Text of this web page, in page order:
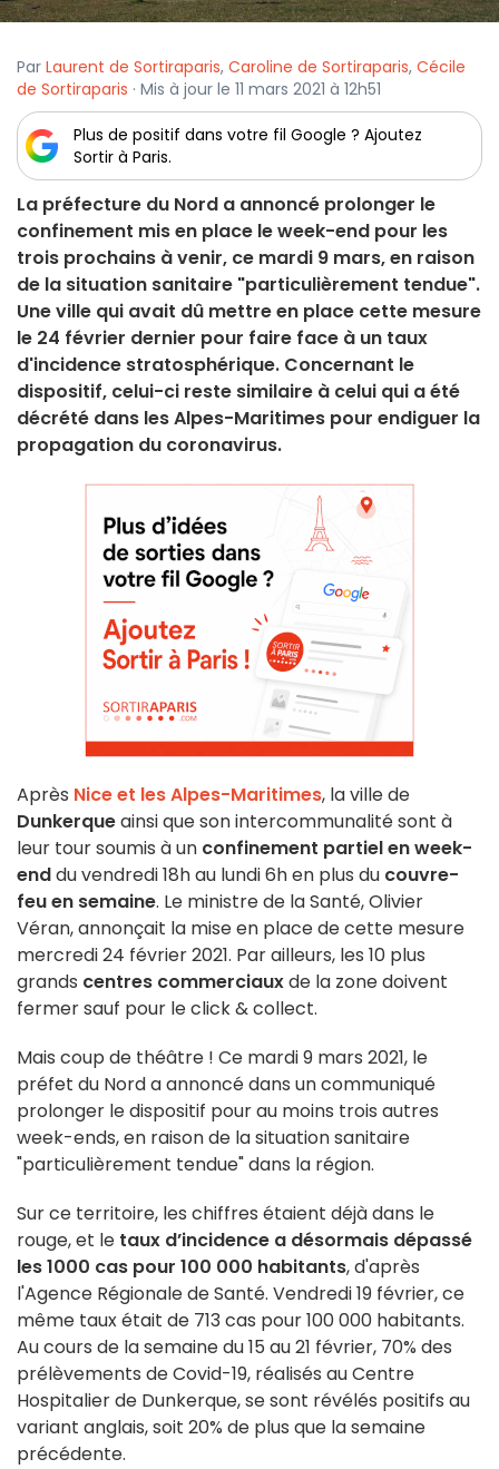
Par Laurent de Sortiraparis, Caroline de Sortiraparis, Cécile
de Sortiraparis · Mis à jour le 11 mars 2021 à 12h51
Plus de positif dans votre fil Google ? Ajoutez
Sortir à Paris.
La préfecture du Nord a annoncé prolonger le
confinement mis en place le week-end pour les
trois prochains à venir, ce mardi 9 mars, en raison
de la situation sanitaire "particulièrement tendue".
Une ville qui avait dû mettre en place cette mesure
le 24 février dernier pour faire face à un taux
d'incidence stratosphérique. Concernant le
dispositif, celui-ci reste similaire à celui qui a été
décrété dans les Alpes-Maritimes pour endiguer la
propagation du coronavirus.
Après Nice et les Alpes-Maritimes, la ville de
Dunkerqueainsi que son intercommunalité sont à
leur tour soumis à un confinement partiel en week-
enddu vendredi 18h au lundi 6h en plus du couvre-
feu en semaine. Le ministre de la Santé, Olivier
Véran, annonçait la mise en place de cette mesure
mercredi 24 février 2021. Par ailleurs, les 10 plus
grands centres commerciauxde la zone doivent
fermer sauf pour le click & collect.
Mais coup de théâtre ! Ce mardi 9 mars 2021, le
préfet du Nord a annoncé dans un communiqué
prolonger le dispositif pour au moins trois autres
week-ends, en raison de la situation sanitaire
"particulièrement tendue" dans la région.
Sur ce territoire, les chiffres étaient déjà dans le
rouge, et le taux d’incidence a désormais dépassé
les 1000 cas pour 100 000 habitants, d'après
l'Agence Régionale de Santé. Vendredi 19 février, ce
même taux était de 713 cas pour 100 000 habitants.
Au cours de la semaine du 15 au 21 février, 70% des
prélèvements de Covid-19, réalisés au Centre
Hospitalier de Dunkerque, se sont révélés positifs au
variant anglais, soit 20% de plus que la semaine
précédente.